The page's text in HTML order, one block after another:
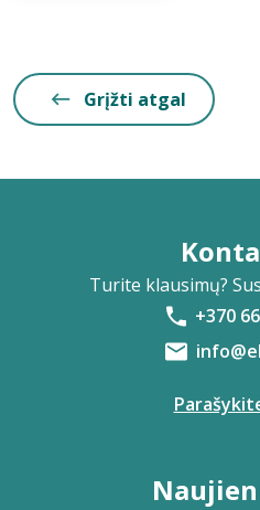
Grįžti atgal
Turite klausimų?
+370